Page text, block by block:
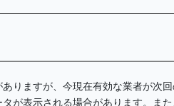
りますが、今現在有効な業者が次
が表示される場合があります。ま